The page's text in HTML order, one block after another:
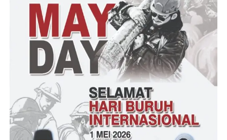
Dikonfirmasi melalui pesan WhatsAppnya, Nana Kepala Desa
Cinangka dan M.Rachmat Rogianto Kepala Dinas Perkim
Provinsi Banten sampai berita ini terpublis belum memberikan
tanggapan dan klarifikasinya.
(YEN/RG)